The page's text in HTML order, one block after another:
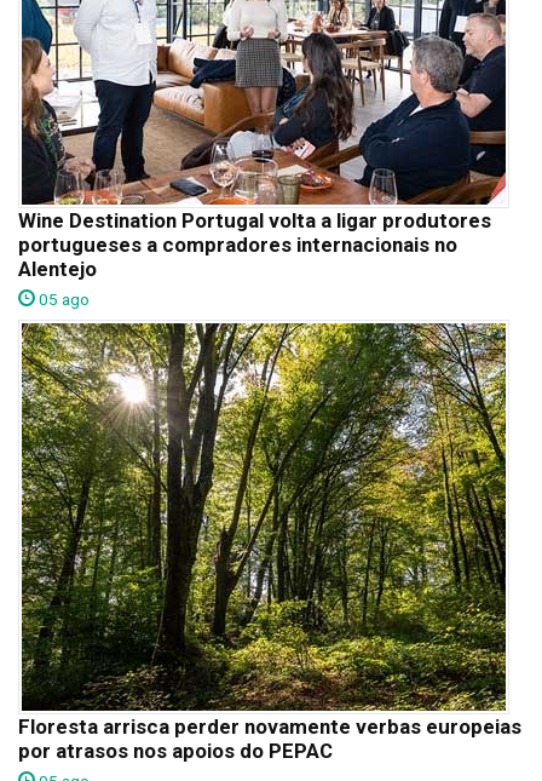
Wine Destination Portugal volta a ligar produtores
portugueses a compradores internacionais no
Alentejo
05 ago
Floresta arrisca perder novamente verbas europeias
por atrasos nos apoios do PEPAC